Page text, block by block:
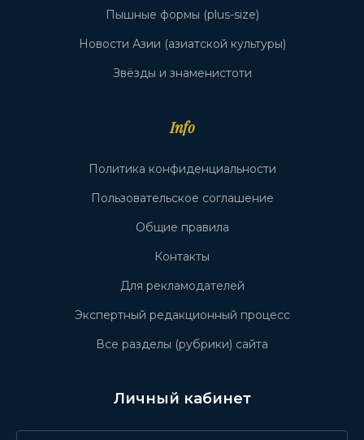
Пышные формы (plus-size)
Новости Азии (азиатской культуры)
Звёзды и знаменистоти
Info
Политика конфиденциальности
Пользовательское соглашение
Общие правила
Контакты
Для рекламодателей
Экспертный редакционный процесс
Все разделы (рубрики) сайта
Личный кабинет